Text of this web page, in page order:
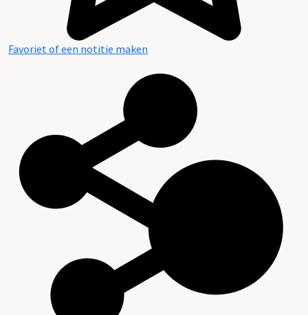
Favoriet of een notitie maken